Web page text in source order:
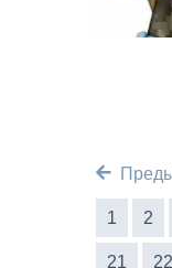
1 2
21 22